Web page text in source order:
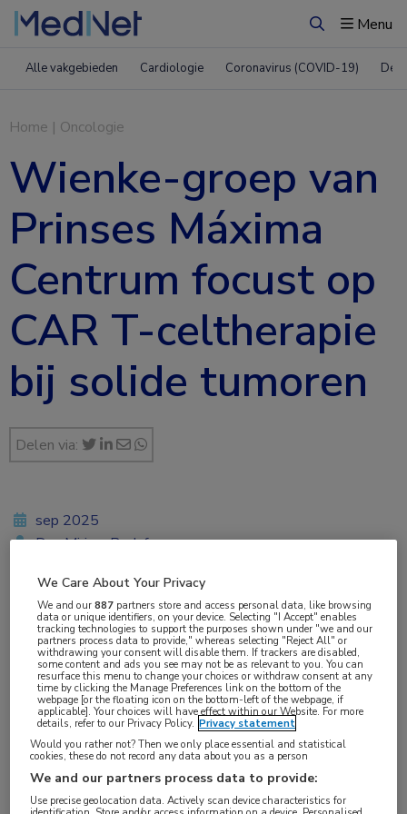
ZoekenMenu
Alle vakgebieden Cardiologie Coronavirus (COVID-19)
Home | Oncologie
Wienke-groep van
Prinses Máxima
Centrum focust op
CAR T-celtherapie
bij solide tumoren
Delen via:
sep 2025
Drs. Mirjam Bedaf
Vakgebieden:
Hematologie,Kindergeneeskunde, Oncologie
Aandachtsgebieden:
Immuuntherapie
Tags:
CAR T-celtherapie
We Care About Your Privacy
We and our887 partners store and access personal data, like browsing
data or unique identifiers, on your device. Selecting "I Accept" enables
tracking technologies to support the purposes shown under "we and our
partners process data to provide," whereas selecting "Reject All" or
withdrawing your consent will disable them. If trackers are disabled,
some content and ads you see may not be as relevant to you. You can
resurface this menu to change your choices or withdraw consent at any
time by clicking the Manage Preferences link on the bottom of the
webpage [or the floating icon on the bottom-left of the webpage, if
applicable]. Your choices will have effect within our Website. For more
details, refer to our Privacy Policy. Privacy statement
Would you rather not? Then we only place essential and statistical
cookies, these do not record any data about you as a person
We and our partners process data to provide:
Use precise geolocation data. Actively scan device characteristics for